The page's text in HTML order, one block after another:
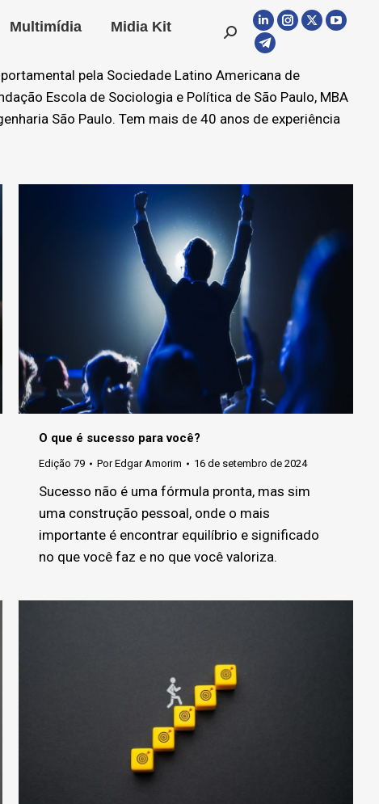
Multimídia Midia Kit
Search:Linkedin
page
opens
in
new
Instagram
opens
in
new
X
in
new
in
new
Telegram
page
opens
in
pela Sociedade Latino Americana de
Escola de Sociologia e Política de São Paulo, MBA
São Paulo. Tem mais de 40 anos de experiência
O que é sucesso para você?
Edição 79 PorEdgar Amorim 16 de setembro de 2024
Sucesso não é uma fórmula pronta, mas sim
uma construção pessoal, onde o mais
importante é encontrar equilíbrio e significado
no que você faz e no que você valoriza.